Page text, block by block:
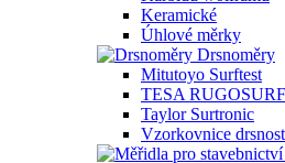
Keramické
Úhlové měrky
Drsnoměry
Mitutoyo Surftest
TESA RUGOSURF
Taylor Surtronic
Vzorkovnice